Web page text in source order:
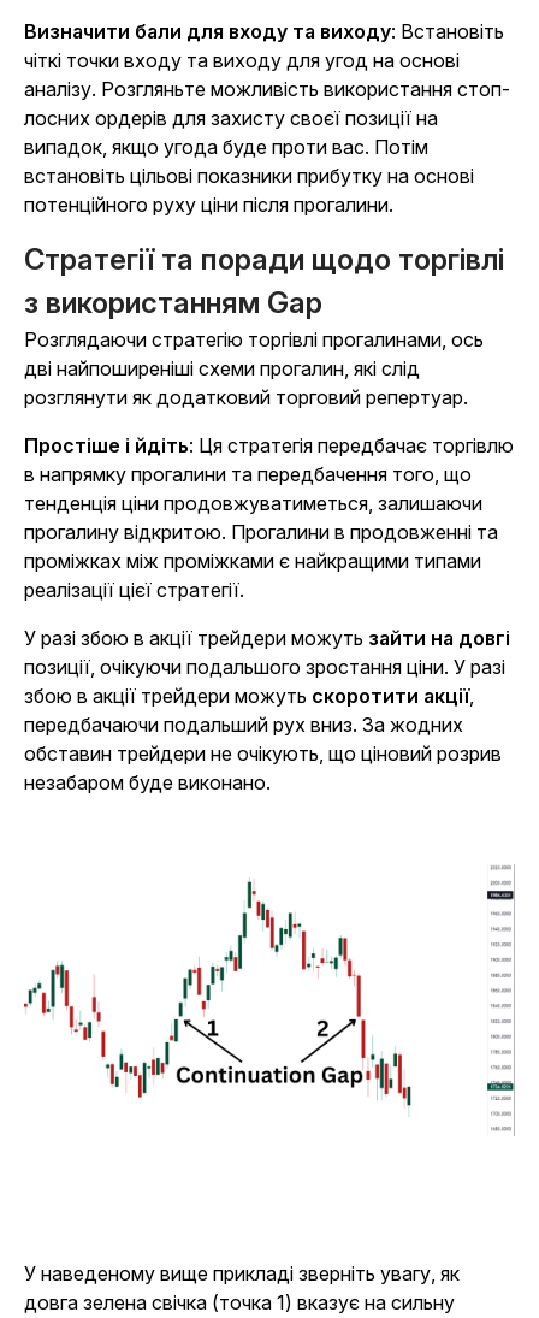
Визначити бали для входу та виходу: Встановіть
чіткі точки входу та виходу для угод на основі
аналізу. Розгляньте можливість використання стоп-
лосних ордерів для захисту своєї позиції на
випадок, якщо угода буде проти вас. Потім
встановіть цільові показники прибутку на основі
потенційного руху ціни після прогалини.
Стратегії та поради щодо торгівлі
з використанням Gap
Розглядаючи стратегію торгівлі прогалинами, ось
дві найпоширеніші схеми прогалин, які слід
розглянути як додатковий торговий репертуар.
Простіше і йдіть: Ця стратегія передбачає торгівлю
в напрямку прогалини та передбачення того, що
тенденція ціни продовжуватиметься, залишаючи
прогалину відкритою. Прогалини в продовженні та
проміжках між проміжками є найкращими типами
реалізації цієї стратегії.
У разі збою в акції трейдери можуть зайти на довгі
позиції, очікуючи подальшого зростання ціни. У разі
збою в акції трейдери можуть скоротити акції,
передбачаючи подальший рух вниз. За жодних
обставин трейдери не очікують, що ціновий розрив
незабаром буде виконано.
У наведеному вище прикладі зверніть увагу, як
довга зелена свічка (точка 1) вказує на сильну